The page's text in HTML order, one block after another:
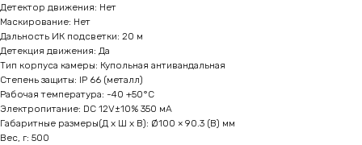
Детектор движения: Нет
Маскирование: Нет
Дальность ИК подсветки: 20 м
Детекция движения: Да
Тип корпуса камеры: Купольная антивандальная
Степень защиты: IP 66 (металл)
Рабочая температура: -40 +50°C
Электропитание: DC 12V±10% 350 мА
Габаритные размеры(Д x Ш x В): Ø100 × 90.3 (В) мм
Вес, г: 500